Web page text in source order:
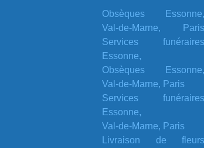
Obsèques
Val-de-Marne,
Services
Essonne,
Obsèques
Val-de-Marne, Paris
Services
Essonne,
Val-de-Marne, Paris
Livraison de